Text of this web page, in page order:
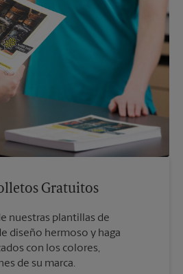
Gratuitos
nuestras plantillas de
diseño hermoso y haga
con los colores,
de su marca.